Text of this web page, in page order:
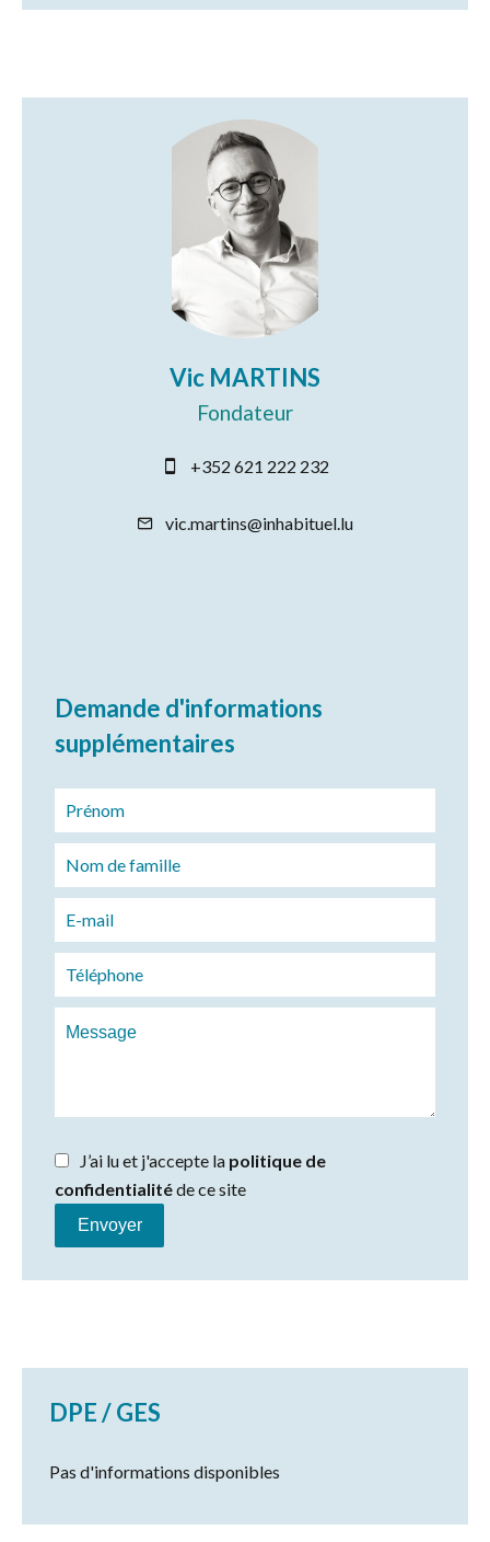
Vic MARTINS
Fondateur
+352 621 222 232
vic.martins@inhabituel.lu
Demande d'informations
supplémentaires
J’ai lu et j'accepte la politique de
confidentialitéde ce site
Envoyer
DPE / GES
Pas d'informations disponibles